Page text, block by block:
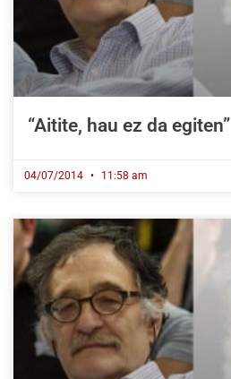
“Aitite, hau ez da egiten”
04/07/2014 11:58 am